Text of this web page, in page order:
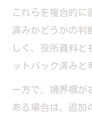
これらを複合的に
済みかどうかの判
しく、役所資料
ットバック済みと
一方で、境界標が
ある場合は、追加